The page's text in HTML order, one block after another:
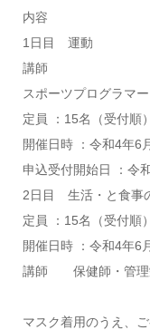
内容
1日目 運動
講師
スポーツプログラ
定員 ：15名（受付順）
開催日時 ：令和4年6
申込受付開始日 ：令
2日目 生活・と食事
定員 ：15名（受付順）
開催日時 ：令和4年6
講師 保健師・管理
マスク着用のうえ、ご